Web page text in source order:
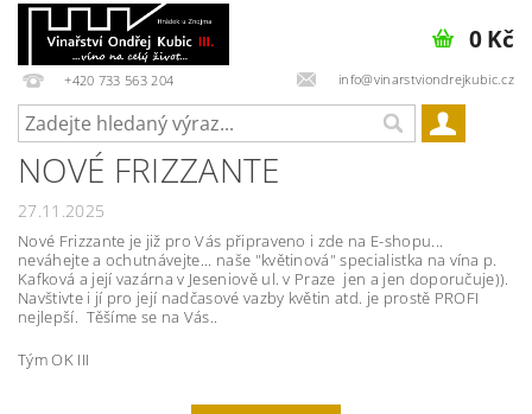
+420 733 563 204 info@vinarstviondrejkubic.cz
0 Kč
NOVÉ FRIZZANTE
27.11.2025
Nové Frizzante je již pro Vás připraveno i zde na E-shopu...
neváhejte a ochutnávejte... naše "květinová" specialistka na vína p.
Kafková a její vazárna v Jeseniově ul. v Praze jen a jen doporučuje)).
Navštivte i jí pro její nadčasové vazby květin atd. je prostě PROFI
nejlepší. Těšíme se na Vás..
Tým OK III